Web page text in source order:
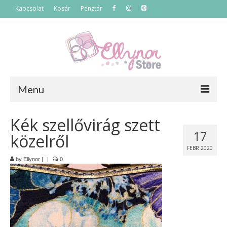
Kapcsolat Kosár Pénztár
Menu
Főoldal
Termékek
Szettek
Akciós termékek
Táskák
Neszeszerek
17
FEBR 2020
Kék szellővirág szett
közelről
by Ellynor | | 0